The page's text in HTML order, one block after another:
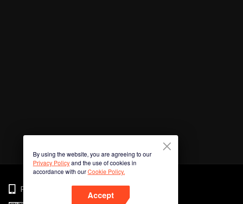
By using the website, you are agreeing to our
Privacy Policyand the use of cookies in
accordance with ourCookie Policy.
Accept
Phone